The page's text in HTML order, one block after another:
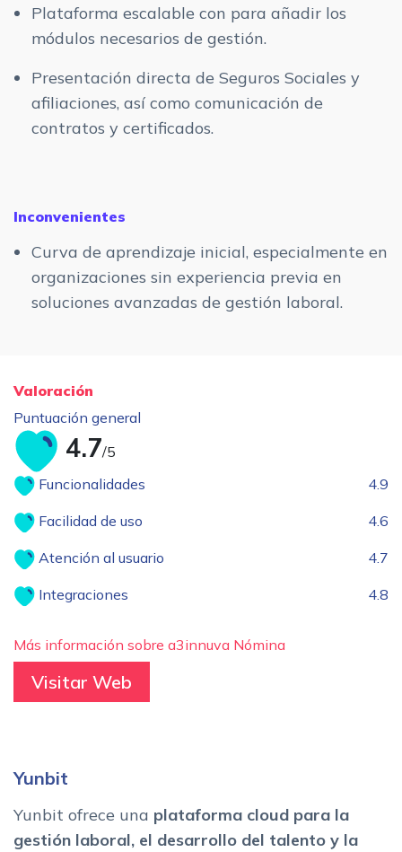
Plataforma escalable con para añadir los
módulos necesarios de gestión.
Presentación directa de Seguros Sociales y
afiliaciones, así como comunicación de
contratos y certificados.
Inconvenientes
Curva de aprendizaje inicial, especialmente en
organizaciones sin experiencia previa en
soluciones avanzadas de gestión laboral.
Valoración
Puntuación general
4.7/5
Funcionalidades
4.9
Facilidad de uso 4.6
Atención al usuario 4.7
Integraciones 4.8
Más información sobre a3innuva Nómina
Visitar Web
Yunbit
Yunbit ofrece una plataforma cloud para la
gestión laboral, el desarrollo del talento y la